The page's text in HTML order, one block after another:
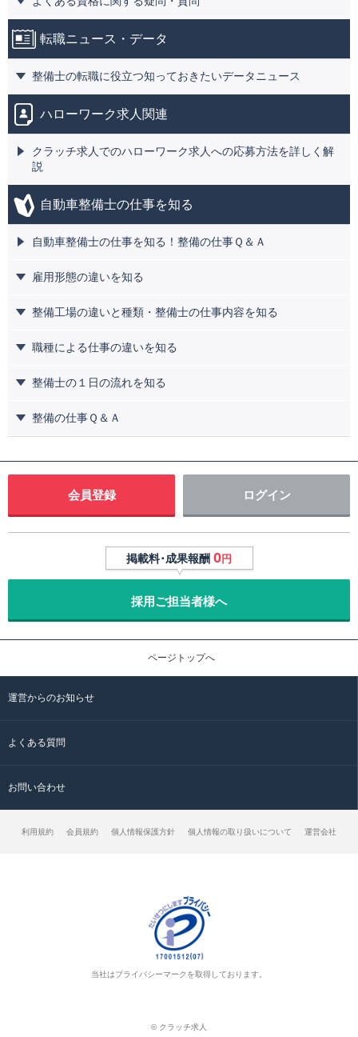
転職ニュース・データ
整備士の転職に役立つ知っておきたいデータニュース
ハローワーク求人関連
クラッチ求人でのハローワーク求人への応募方法を詳しく解
説
自動車整備士の仕事を知る
自動車整備士の仕事を知る！整備の仕事Ｑ＆Ａ
雇用形態の違いを知る
整備工場の違いと種類・整備士の仕事内容を知る
職種による仕事の違いを知る
整備士の１日の流れを知る
整備の仕事Ｑ＆Ａ
会員登録 ログイン
掲載料･成果報酬 0円
採用ご担当者様へ
ページトップへ
運営からのお知らせ
よくある質問
お問い合わせ
利用規約 会員規約 個人情報保護方針 個人情報の取り扱いについて 運営会社
当社はプライバシーマークを取得しております。
© クラッチ求人